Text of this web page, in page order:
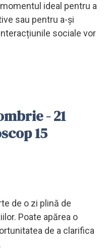
ideal pentru a
sau pentru a-și
sociale vor
- 21
15
de o zi plină de
Poate apărea o
de a clarifica